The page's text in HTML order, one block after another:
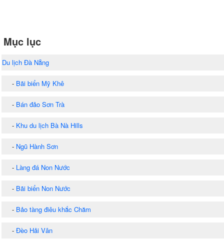
Mục lục
Du lịch Đà Nẵng
- Bãi biển Mỹ Khê
- Bán đảo Sơn Trà
- Khu du lịch Bà Nà Hills
- Ngũ Hành Sơn
- Làng đá Non Nước
- Bãi biển Non Nước
- Bảo tàng điêu khắc Chăm
- Đèo Hải Vân